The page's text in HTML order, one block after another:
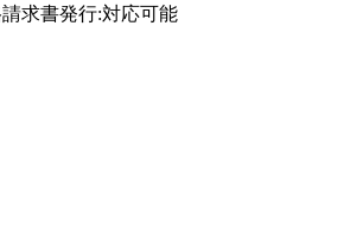
求書発行:対応可能